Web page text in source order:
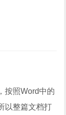
照Word中的
以整篇文档打